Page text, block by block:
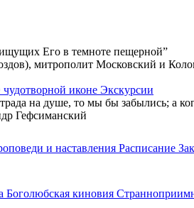
ищущих Его в темноте пещерной”
митрополит Московский и
иконе Экскурсии
на душе, то мы бы забылись; а
Гефсиманский
и наставления Расписание
Боголюбская киновия